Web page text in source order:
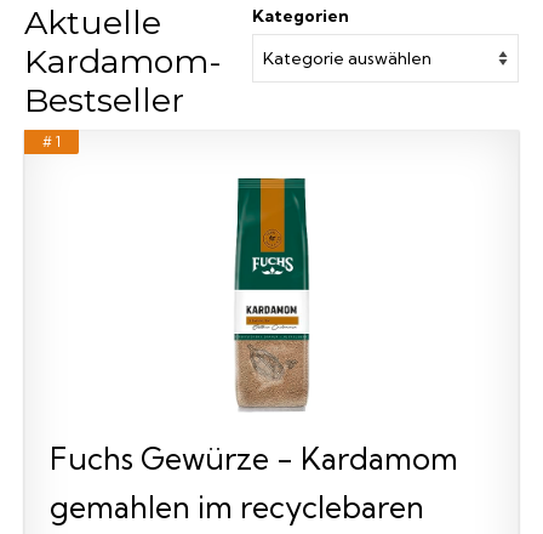
Kategorien
Aktuelle
Kardamom-
Bestseller
# 1
Fuchs Gewürze - Kardamom
gemahlen im recyclebaren